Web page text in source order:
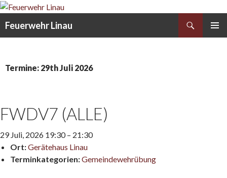
Feuerwehr Linau
Termine: 29th Juli 2026
FWDV7 (ALLE)
29 Juli, 2026 19:30– 21:30
Ort:Gerätehaus Linau
Terminkategorien:Gemeindewehrübung